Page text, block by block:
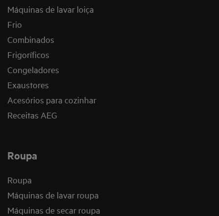
Máquinas de lavar loiça
Frio
Combinados
Frigoríficos
Congeladores
Exaustores
Acesórios para cozinhar
Receitas AEG
Roupa
Roupa
Máquinas de lavar roupa
Máquinas de secar roupa